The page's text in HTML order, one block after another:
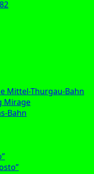
Mittel-Thurgau-Bahn
Mirage
Bahn